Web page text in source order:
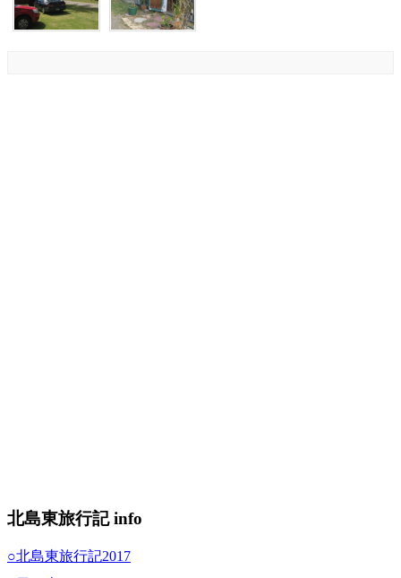
北島東旅行記 info
○北島東旅行記2017